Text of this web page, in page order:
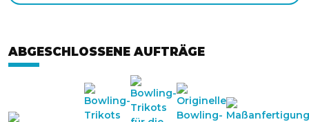
ABGESCHLOSSENE AUFTRÄGE